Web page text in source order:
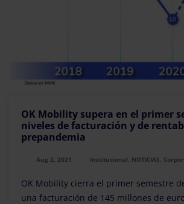
OK Mobility supera en el primer
niveles de facturación y de
prepandemia
Aug 2, 2021 Institucional, NOTICIAS,
OK Mobility cierra el primer semestre
una facturación de 145 millones de